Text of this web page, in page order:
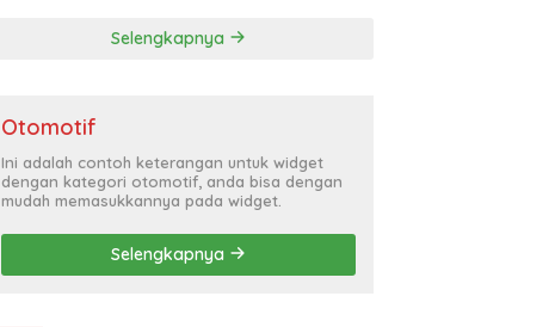
Selengkapnya
Otomotif
Ini adalah contoh keterangan untuk widget
dengan kategori otomotif, anda bisa dengan
mudah memasukkannya pada widget.
Selengkapnya